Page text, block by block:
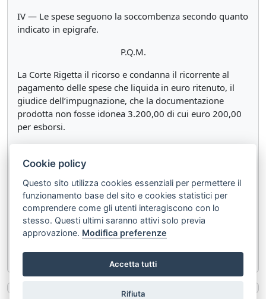
IV — Le spese seguono la soccombenza secondo quanto
indicato in epigrafe.
P.Q.M.
La Corte Rigetta il ricorso e condanna il ricorrente al
pagamento delle spese che liquida in euro ritenuto, il
giudice dell’impugnazione, che la documentazione
prodotta non fosse idonea 3.200,00 di cui euro 200,00
per esborsi.
consiglio della 2^ Sezione Civile della Corte di
ntekER1 DEPOSITATO IN CANCELLER/A Roma, 20 AGO.
2013 CORTE SUPREMA D! CASSA7!nNE Si attesta la
registrazione preGso Il Pr-
Cookie policy
Questo sito utilizza cookies essenziali per permettere il
funzionamento base del sito e cookies statistici per
comprendere come gli utenti interagiscono con lo
stesso. Questi ultimi saranno attivi solo previa
approvazione. Modifica preferenze
Accetta tutti
Rifiuta